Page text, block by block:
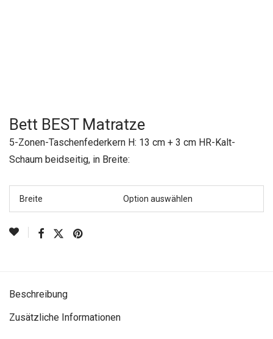
Bett BEST Matratze
5-Zonen-Taschenfederkern H: 13 cm + 3 cm HR-Kalt-
Schaum beidseitig, in Breite:
Breite
Beschreibung
Zusätzliche Informationen